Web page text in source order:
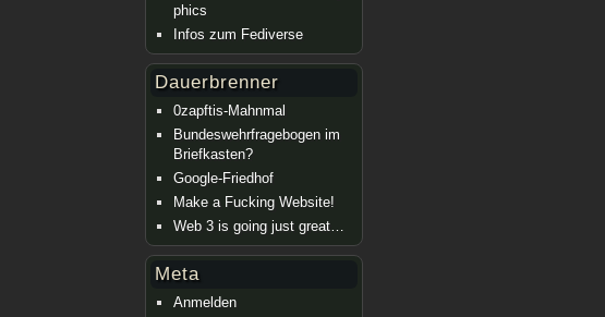
phics
Infos zum Fediverse
Dauerbrenner
0zapftis-Mahnmal
Bundeswehrfragebogen im
Briefkasten?
Google-Friedhof
Make a Fucking Website!
Web 3 is going just great…
Meta
Anmelden